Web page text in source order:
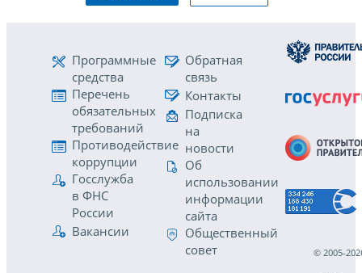
Программные
средства
Перечень
обязательных
требований
Противодействие
коррупции
Госслужба
в ФНС
России
Вакансии
Обратная
связь
Контакты
Подписка
на
новости
Об
использовании
информации
сайта
Общественный
совет
© 2005-